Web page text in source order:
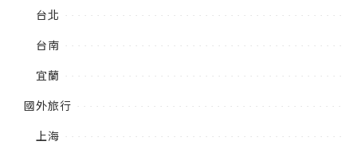
台北
台南
宜蘭
國外旅行
上海